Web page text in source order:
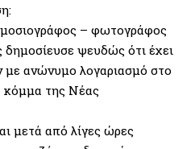
– φωτογράφος
ψευδώς ότι έχει
με ανώνυμο λογαριασμό στο
της Νέας
μετά από λίγες ώρες